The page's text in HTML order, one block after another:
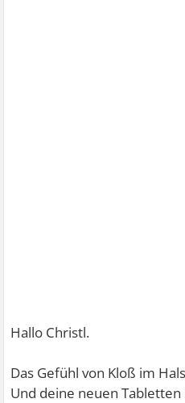
Hallo Christl.
Das Gefühl von Kloß im
Und deine neuen